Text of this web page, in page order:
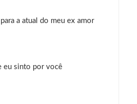
a atual do meu ex amor
eu sinto por você